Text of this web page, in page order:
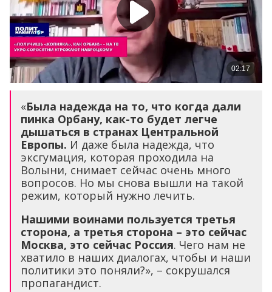
«Была надежда на то, что когда дали
пинка Орбану, как-то будет легче
дышаться в странах Центральной
Европы. И даже была надежда, что
эксгумация, которая проходила на
Волыни, снимает сейчас очень много
вопросов. Но мы снова вышли на такой
режим, который нужно лечить.
Нашими воинами пользуется третья
сторона, а третья сторона – это сейчас
Москва, это сейчас Россия. Чего нам не
хватило в наших диалогах, чтобы и наши
политики это поняли?», – сокрушался
пропагандист.